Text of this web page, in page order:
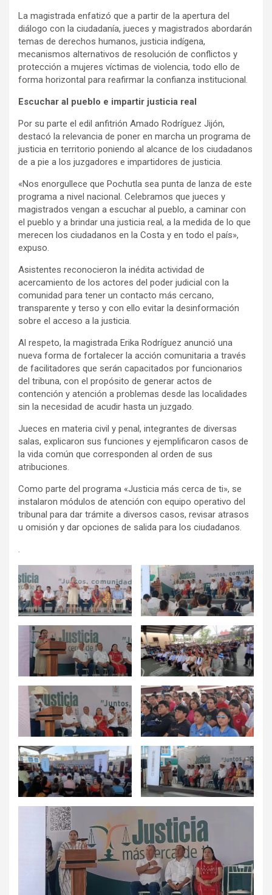
La magistrada enfatizó que a partir de la apertura del
diálogo con la ciudadanía, jueces y magistrados abordarán
temas de derechos humanos, justicia indígena,
mecanismos alternativos de resolución de conflictos y
protección a mujeres víctimas de violencia, todo ello de
forma horizontal para reafirmar la confianza institucional.
Escuchar al pueblo e impartir justicia real
Por su parte el edil anfitrión Amado Rodríguez Jijón,
destacó la relevancia de poner en marcha un programa de
justicia en territorio poniendo al alcance de los ciudadanos
de a pie a los juzgadores e impartidores de justicia.
«Nos enorgullece que Pochutla sea punta de lanza de este
programa a nivel nacional. Celebramos que jueces y
magistrados vengan a escuchar al pueblo, a caminar con
el pueblo y a brindar una justicia real, a la medida de lo que
merecen los ciudadanos en la Costa y en todo el país»,
expuso.
Asistentes reconocieron la inédita actividad de
acercamiento de los actores del poder judicial con la
comunidad para tener un contacto más cercano,
transparente y terso y con ello evitar la desinformación
sobre el acceso a la justicia.
Al respeto, la magistrada Erika Rodríguez anunció una
nueva forma de fortalecer la acción comunitaria a través
de facilitadores que serán capacitados por funcionarios
del tribuna, con el propósito de generar actos de
contención y atención a problemas desde las localidades
sin la necesidad de acudir hasta un juzgado.
Jueces en materia civil y penal, integrantes de diversas
salas, explicaron sus funciones y ejemplificaron casos de
la vida común que corresponden al orden de sus
atribuciones.
Como parte del programa «Justicia más cerca de ti», se
instalaron módulos de atención con equipo operativo del
tribunal para dar trámite a diversos casos, revisar atrasos
u omisión y dar opciones de salida para los ciudadanos.
.